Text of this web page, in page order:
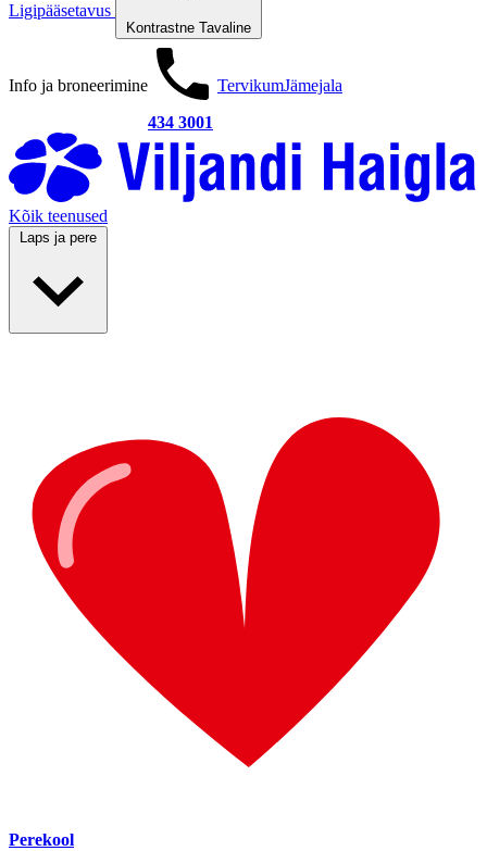
Ligipääsetavus
Kontrastne Tavaline
Info ja broneerimine
434 3001
TervikumJämejala
Kõik teenused
Laps ja pere
Perekool